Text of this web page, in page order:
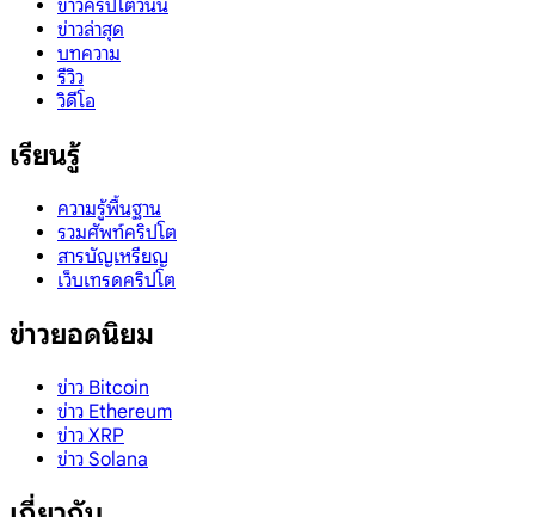
ข่าวคริปโตวันนี้
ข่าวล่าสุด
บทความ
รีวิว
วิดีโอ
เรียนรู้
ความรู้พื้นฐาน
รวมศัพท์คริปโต
สารบัญเหรียญ
เว็บเทรดคริปโต
ข่าวยอดนิยม
ข่าว Bitcoin
ข่าว Ethereum
ข่าว XRP
ข่าว Solana